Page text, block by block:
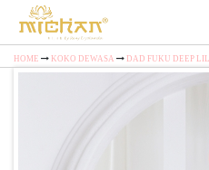
HOME KOKO DEWASA DAD FUKU DEEP